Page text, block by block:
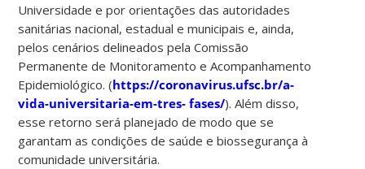
Universidade e por orientações das autoridades
sanitárias nacional, estadual e municipais e, ainda,
pelos cenários delineados pela Comissão
Permanente de Monitoramento e Acompanhamento
Epidemiológico. (https://coronavirus.ufsc.br/a-
vida-universitaria-em-tres- fases/). Além disso,
esse retorno será planejado de modo que se
garantam as condições de saúde e biossegurança à
comunidade universitária.